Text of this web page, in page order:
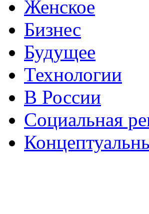
Женское
Бизнес
Будущее
Технологии
В России
Социальная